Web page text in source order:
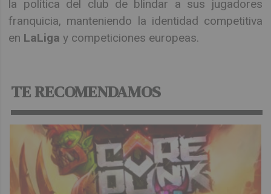
la política del club de blindar a sus jugadores
franquicia, manteniendo la identidad competitiva
en LaLiga y competiciones europeas.
TE RECOMENDAMOS